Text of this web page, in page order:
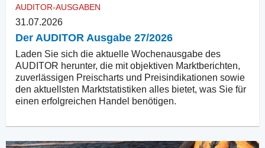
AUDITOR-AUSGABEN
31.07.2026
Der AUDITOR Ausgabe 27/2026
Laden Sie sich die aktuelle Wochenausgabe des
AUDITOR herunter, die mit objektiven Marktberichten,
zuverlässigen Preischarts und Preisindikationen sowie
den aktuellsten Marktstatistiken alles bietet, was Sie für
einen erfolgreichen Handel benötigen.